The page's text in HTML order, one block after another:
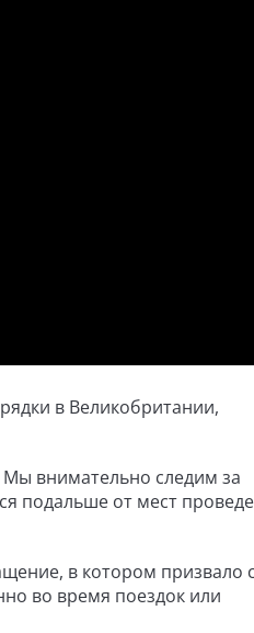
в Великобритании,
внимательно следим за
подальше от мест
в котором призвало
во время поездок или